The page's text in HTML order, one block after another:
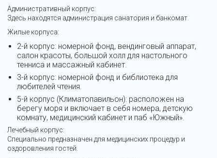
Административный корпус:
Здесь находятся администрация санатория и банкомат.
Жилые корпуса:
2-й корпус: номерной фонд, вендинговый аппарат,
салон красоты, большой холл для настольного
тенниса и массажный кабинет.
3-й корпус: номерной фонд и библиотека для
любителей чтения.
5-й корпус (Климатопавильон): расположен на
берегу моря и включает в себя номера, детскую
комнату, медицинский кабинет и паб «Южный».
Лечебный корпус:
Специально предназначен для медицинских процедур и
оздоровления гостей.